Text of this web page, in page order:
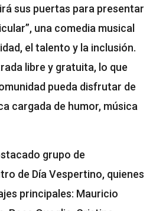
sus puertas para presentar
una comedia musical
el talento y la inclusión.
libre y gratuita, lo que
pueda disfrutar de
cargada de humor, música
grupo de
de Día Vespertino, quienes
principales: Mauricio